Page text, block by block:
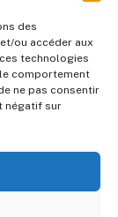
des
ou accéder aux
technologies
comportement
ne pas consentir
négatif sur